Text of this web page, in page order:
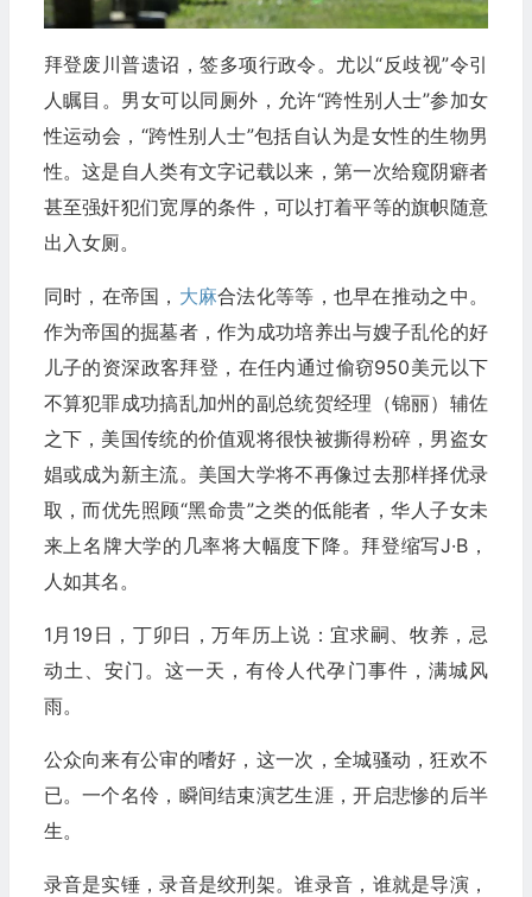
拜登废川普遗诏，签多项行政令。尤以“反歧视”令引
人瞩目。男女可以同厕外，允许“跨性别人士”参加女
性运动会，“跨性别人士”包括自认为是女性的生物男
性。这是自人类有文字记载以来，第一次给窥阴癖者
甚至强奸犯们宽厚的条件，可以打着平等的旗帜随意
出入女厕。
同时，在帝国， 大麻合法化等等，也早在推动之中。
作为帝国的掘墓者，作为成功培养出与嫂子乱伦的好
儿子的资深政客拜登，在任内通过偷窃950美元以下
不算犯罪成功搞乱加州的副总统贺经理（锦丽）辅佐
之下，美国传统的价值观将很快被撕得粉碎，男盗女
娼或成为新主流。美国大学将不再像过去那样择优录
取，而优先照顾“黑命贵”之类的低能者，华人子女未
来上名牌大学的几率将大幅度下降。拜登缩写J·B，
人如其名。
1月19日，丁卯日，万年历上说：宜求嗣、牧养，忌
动土、安门。这一天，有伶人代孕门事件，满城风
雨。
公众向来有公审的嗜好，这一次，全城骚动，狂欢不
已。一个名伶，瞬间结束演艺生涯，开启悲惨的后半
生。
录音是实锤，录音是绞刑架。谁录音，谁就是导演，